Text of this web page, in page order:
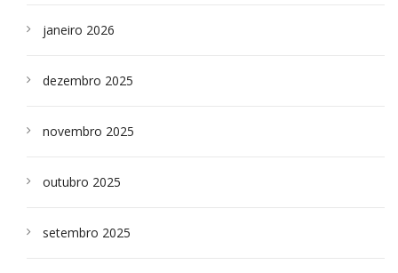
janeiro 2026
dezembro 2025
novembro 2025
outubro 2025
setembro 2025